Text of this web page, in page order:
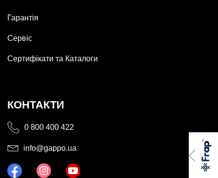
Гарантія
Сервіс
Сертифікати та Каталоги
КОНТАКТИ
0 800 400 422
info@gappo.ua